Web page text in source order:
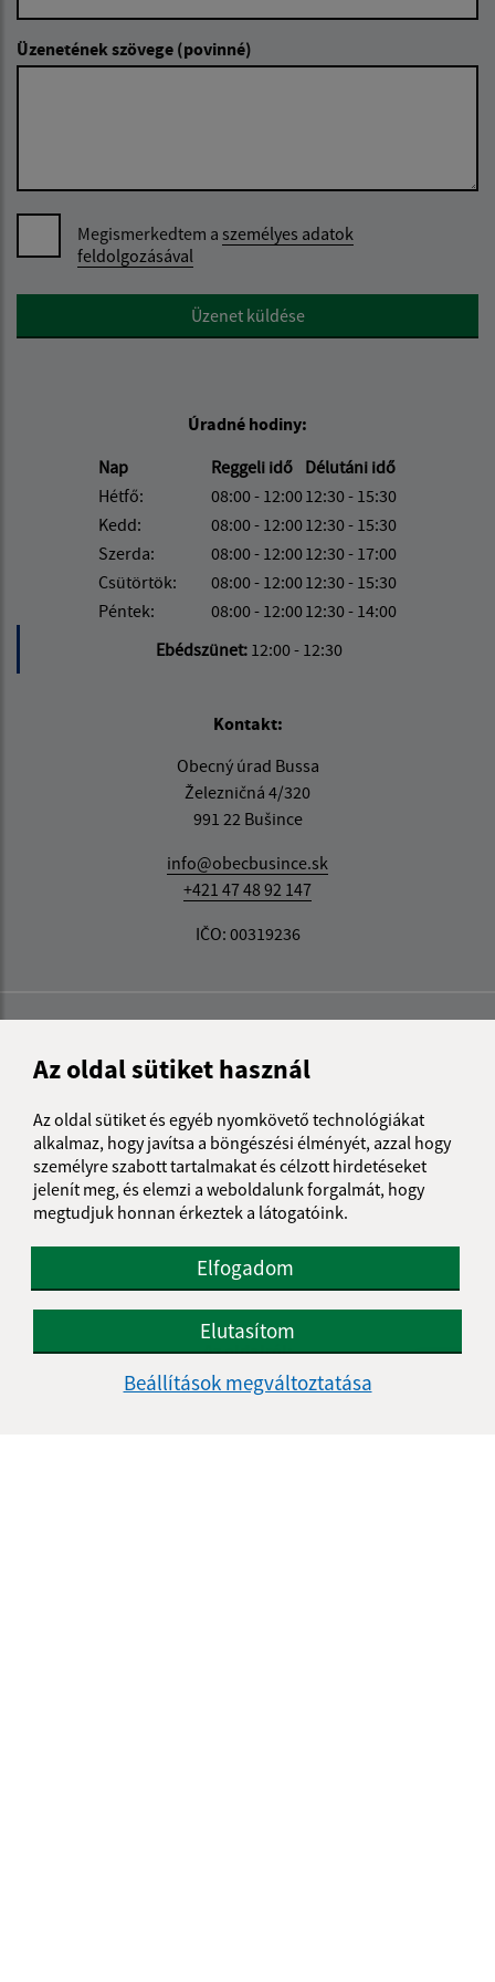
Az oldal sütiket használ
Az oldal sütiket és egyéb nyomkövető technológiákat
alkalmaz, hogy javítsa a böngészési élményét, azzal hogy
személyre szabott tartalmakat és célzott hirdetéseket
jelenít meg, és elemzi a weboldalunk forgalmát, hogy
megtudjuk honnan érkeztek a látogatóink.
Elfogadom
Elutasítom
Beállítások megváltoztatása
Üzenetének szövege (povinné)
Megismerkedtem a személyes adatok
feldolgozásával
Google reCaptcha ResponseÜzenet küldése
Úradné hodiny:
Nap
Reggeli idő Délutáni idő
Hétfő:
08:00 - 12:0012:30 - 15:30
Kedd:
08:00 - 12:0012:30 - 15:30
Szerda:
08:00 - 12:0012:30 - 17:00
Csütörtök:
08:00 - 12:0012:30 - 15:30
Péntek:
08:00 - 12:0012:30 - 14:00
Ebédszünet: 12:00 - 12:30
Kontakt:
Obecný úrad Bussa
Železničná 4/320
991 22 Bušince
info@obecbusince.sk
+421 47 48 92 147
IČO: 00319236
Az oldalról:
Hozzáférhetőségi nyilatkozat